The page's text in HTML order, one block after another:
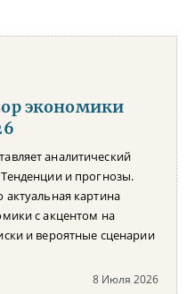
экономики
аналитический
и прогнозы.
картина
с акцентом на
и вероятные сценарии
8 Июля 2026